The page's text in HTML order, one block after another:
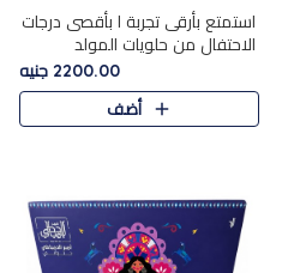
استمتع بأرقى تجربة ا بأقصى درجات
الاحتفال من حلويات المولد
المصريه الأصيلة مع هذه الفخامة
مع علبة سبيشال 3 التي تضم 56
قطعة من تشكيلة استثن..
2200.00 جنيه
أضف